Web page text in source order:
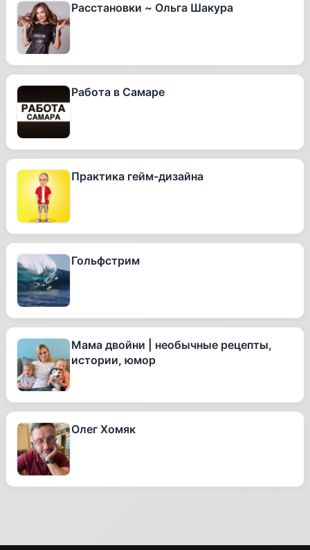
Расстановки ~ Ольга Шакура
Работа в Самаре
Практика гейм-дизайна
Гольфстрим
Мама двойни | необычные рецепты,
истории, юмор
Олег Хомяк